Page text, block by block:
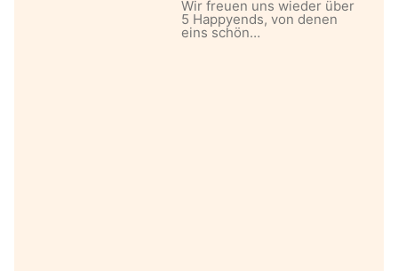
Wir freuen uns wieder über
5 Happyends, von denen
eins schön…